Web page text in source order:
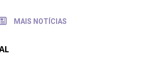
MAIS NOTÍCIAS